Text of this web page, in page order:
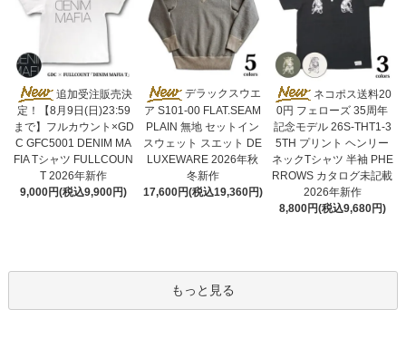
追加受注販売決
定！【8月9日(日)23:59
まで】フルカウント×GD
C GFC5001 DENIM MA
FIA Tシャツ FULLCOUN
T 2026年新作
9,000円(税込9,900円)
デラックスウエ
ア S101-00 FLAT.SEAM
PLAIN 無地 セットイン
スウェット スエット DE
LUXEWARE 2026年秋
冬新作
17,600円(税込19,360円)
ネコポス送料20
0円 フェローズ 35周年
記念モデル 26S-THT1-3
5TH プリント ヘンリー
ネックTシャツ 半袖 PHE
RROWS カタログ未記載
2026年新作
8,800円(税込9,680円)
もっと見る